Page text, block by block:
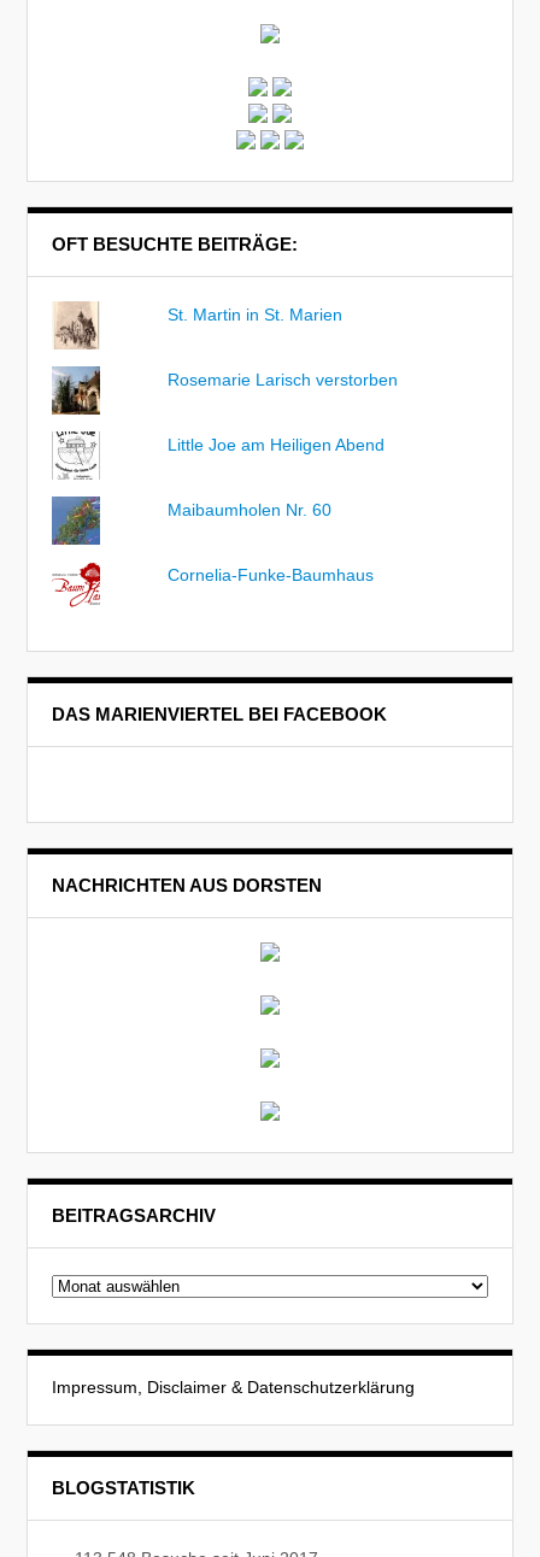
OFT BESUCHTE BEITRÄGE:
St. Martin in St. Marien
Rosemarie Larisch verstorben
Little Joe am Heiligen Abend
Maibaumholen Nr. 60
Cornelia-Funke-Baumhaus
DAS MARIENVIERTEL BEI FACEBOOK
NACHRICHTEN AUS DORSTEN
BEITRAGSARCHIV
Beitragsarchiv
Impressum, Disclaimer & Datenschutzerklärung
BLOGSTATISTIK